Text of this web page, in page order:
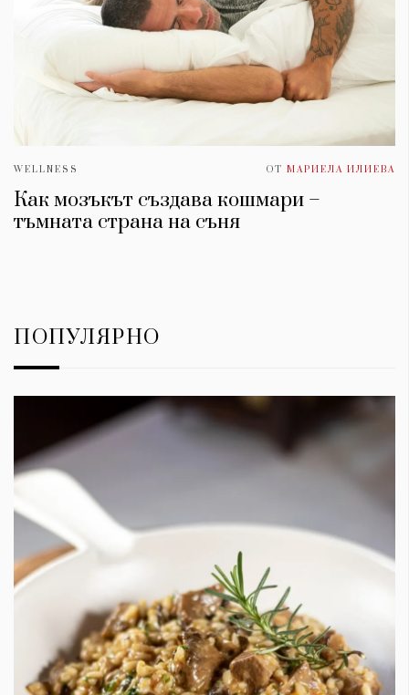
WELLNESS ОТ МАРИЕЛА ИЛИЕВА
Как мозъкът създава кошмари –
тъмната страна на съня
ПОПУЛЯРНО